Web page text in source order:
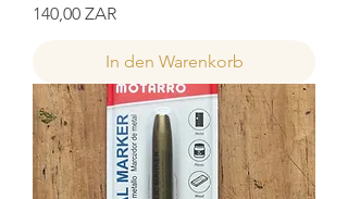
Preis
140,00 ZAR
In den Warenkorb